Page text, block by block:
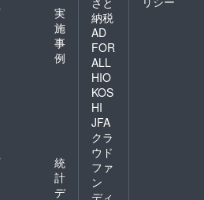
実
施
事
例
統
計
デ
納税
AD
FOR
ALL
HIO
KOS
HI
JFA
クラ
ウド
ファ
ン